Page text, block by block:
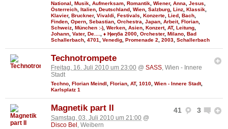
National Musik Aufmerksam Romantik Wiener, Anna Jesus
Österreich Italien Deutschland Wien Salzburg Linz Klassik
Klavier, Bruckner, Vivaldi Festivals Konzerte Lied Bach
Finden Opern Sebastian Orchestra Japan Arbeit, Florian
Schweiz München :-) Werken Asien Konzert, AT, Leitung
Johann Vater, De.... ♦ Ңөηба 2000 Orchester, Milano Bad
Schallerbach 4701 Venedig Promenade 2 2003 Schallerbach
Technotrompete
Freitag, 16. Juli 2010 um 23:00 @ SASS, Wien - Innere
Stadt
Techno, Florian Meindl , Florian, AT, 1010, Wien - Innere Stadt,
Karlsplatz 1
41 3
Magnetik part II
Samstag, 03. Juli 2010 um 21:00 @
Disco Bel , Weibern